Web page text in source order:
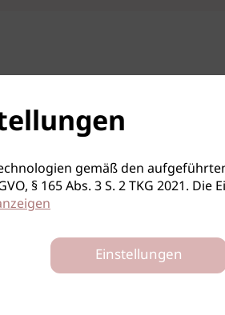
gemäß den
§ 165 Abs. 3 S. 2 TKG 2021.
Einstellungen